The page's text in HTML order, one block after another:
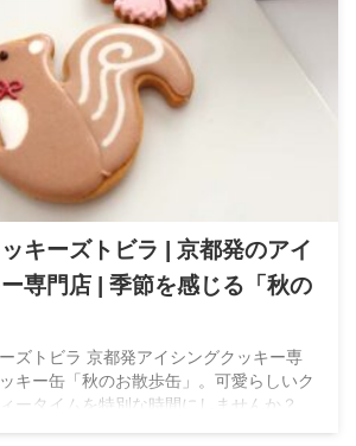
キーズトビラ | 京都発のアイ
専門店 | 季節を感じる「秋の
ズトビラ 京都発アイシングクッキー専
キー缶「秋のお散歩缶」。可愛らしいク
ータイムを特別な時間にしませんか？